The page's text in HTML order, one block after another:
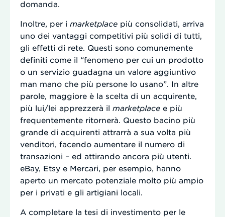
domanda.
Inoltre, per i marketplace più consolidati, arriva
uno dei vantaggi competitivi più solidi di tutti,
gli effetti di rete. Questi sono comunemente
definiti come il “fenomeno per cui un prodotto
o un servizio guadagna un valore aggiuntivo
man mano che più persone lo usano”. In altre
parole, maggiore è la scelta di un acquirente,
più lui/lei apprezzerà il marketplace e più
frequentemente ritornerà. Questo bacino più
grande di acquirenti attrarrà a sua volta più
venditori, facendo aumentare il numero di
transazioni – ed attirando ancora più utenti.
eBay, Etsy e Mercari, per esempio, hanno
aperto un mercato potenziale molto più ampio
per i privati e gli artigiani locali.
A completare la tesi di investimento per le